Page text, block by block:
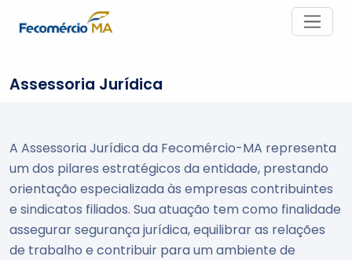
Assessoria Jurídica
A Assessoria Jurídica da Fecomércio-MA representa
um dos pilares estratégicos da entidade, prestando
orientação especializada às empresas contribuintes
e sindicatos filiados. Sua atuação tem como finalidade
assegurar segurança jurídica, equilibrar as relações
de trabalho e contribuir para um ambiente de